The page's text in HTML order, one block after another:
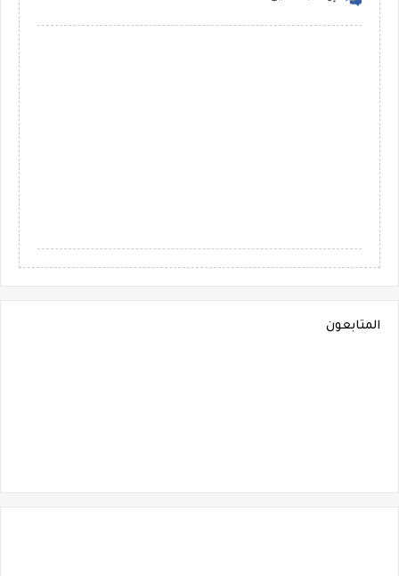
المتابعون